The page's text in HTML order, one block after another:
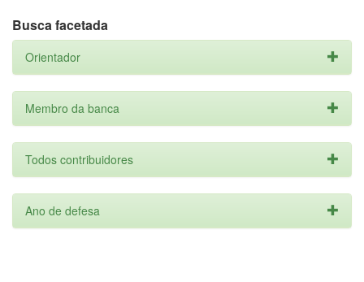
Busca facetada
Orientador
Membro da banca
Todos contribuidores
Ano de defesa